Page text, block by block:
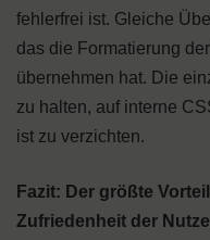
fehlerfrei ist. Gleiche
das die Formatierung
übernehmen hat. Die
zu halten, auf interne
ist zu verzichten.
Fazit: Der größte
Zufriedenheit der